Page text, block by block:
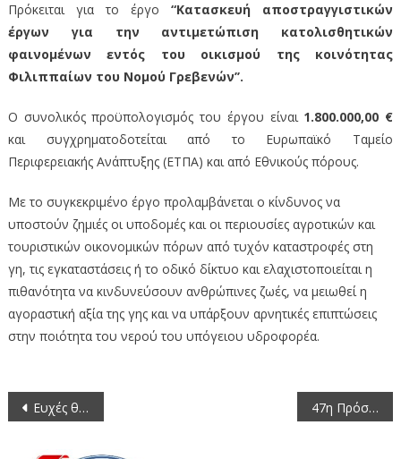
Πρόκειται για το έργο“Κατασκευή αποστραγγιστικών
έργων για την αντιμετώπιση κατολισθητικών
φαινομένων εντός του οικισμού της κοινότητας
Φιλιππαίων του Νομού Γρεβενών’’.
Ο συνολικός προϋπολογισμός του έργου είναι 1.800.000,00 €
και συγχρηματοδοτείται από το Ευρωπαϊκό Ταμείο
Περιφερειακής Ανάπτυξης (ΕΤΠΑ) και από Εθνικούς πόρους.
Με το συγκεκριμένο έργο προλαμβάνεται ο κίνδυνος να
υποστούν ζημιές οι υποδομές και οι περιουσίες αγροτικών και
τουριστικών οικονομικών πόρων από τυχόν καταστροφές στη
γη, τις εγκαταστάσεις ή το οδικό δίκτυο και ελαχιστοποιείται η
πιθανότητα να κινδυνεύσουν ανθρώπινες ζωές, να μειωθεί η
αγοραστική αξία της γης και να υπάρξουν αρνητικές επιπτώσεις
στην ποιότητα του νερού του υπόγειου υδροφορέα.
Πλοήγηση
Ευχές θα δεχθεί ο Περιφερειάρχης Δυτικής Μακεδονίας Γιώργος Δακής την Παρασκευή 23 Δεκεμβρίου 47η Πρόσκληση σε συνεδρίαση της Οικονομικής Επιτροπής της Περιφέρειας Δυτικής Μακεδονίας 2011